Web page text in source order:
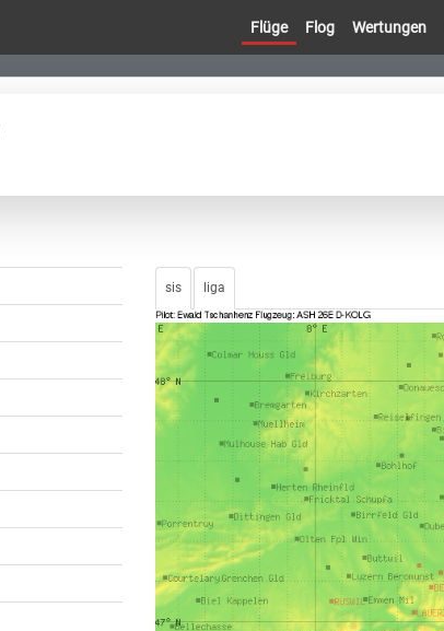
Flüge Flog Wertungen
sis liga